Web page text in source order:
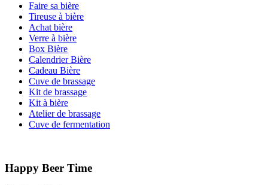
Faire sa bière
Tireuse à bière
Achat bière
Verre à bière
Box Bière
Calendrier Bière
Cadeau Bière
Cuve de brassage
Kit de brassage
Kit à bière
Atelier de brassage
Cuve de fermentation
Happy Beer Time